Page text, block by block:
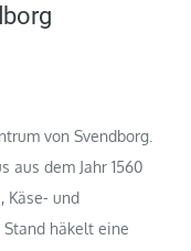
von Svendborg.
aus dem Jahr 1560
Käse- und
häkelt eine